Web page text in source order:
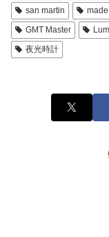
san martin
GMT Master
夜光時計